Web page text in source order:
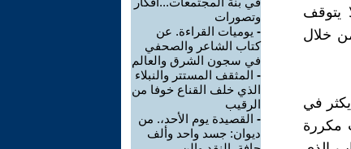
يتوقف
خلال
في
مكررة
وتصورات
- يوميات القراءة. عن
كتاب الشاعر والصحفي
في سجون الشرق والعالم
- المثقف المستتر والنبلاء
الذي خلف القناع خوفا من
الرقيب
- القصيدة يوم الأحد،. من
ديوان: جسد واحد وألف